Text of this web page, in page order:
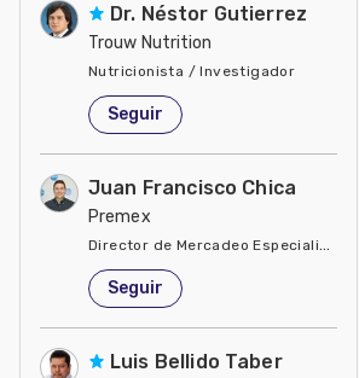
Dr. Néstor Gutierrez
Trouw Nutrition
Nutricionista / Investigador
Estados Unidos de América
Seguir
Juan Francisco Chica
Premex
Director de Mercadeo Especialidades
Estados Unidos de América
Seguir
Luis Bellido Taber